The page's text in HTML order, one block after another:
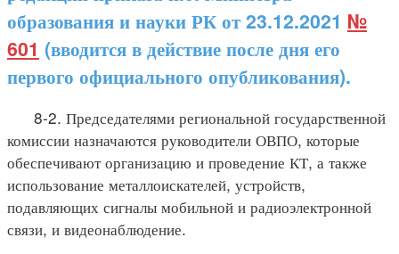
образования и науки РК от 23.12.2021 №
601 (вводится в действие после дня его
первого официального опубликования).
8-2. Председателями региональной государственной
комиссии назначаются руководители ОВПО, которые
обеспечивают организацию и проведение КТ, а также
использование металлоискателей, устройств,
подавляющих сигналы мобильной и радиоэлектронной
связи, и видеонаблюдение.